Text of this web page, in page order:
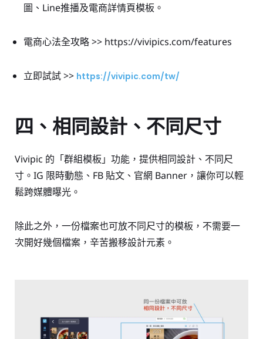
圖、Line推播及電商詳情頁模板。
電商心法全攻略>> https://vivipics.com/features
立即試試 >> https://vivipic.com/tw/
四、相同設計、不同尺寸
Vivipic 的「群組模板」功能，提供相同設計、不同尺
寸。IG 限時動態、FB 貼文、官網 Banner，讓你可以輕
鬆跨媒體曝光。
除此之外，一份檔案也可放不同尺寸的模板，不需要一
次開好幾個檔案，辛苦搬移設計元素。